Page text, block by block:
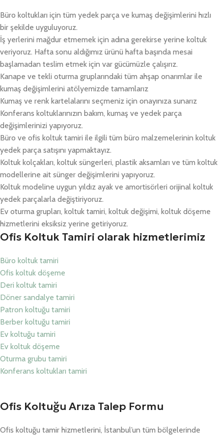
Büro koltukları için tüm yedek parça ve kumaş değişimlerini hızlı
bir şekilde uyguluyoruz.
İş yerlerini mağdur etmemek için adına gerekirse yerine koltuk
veriyoruz. Hafta sonu aldığımız ürünü hafta başında mesai
başlamadan teslim etmek için var gücümüzle çalışırız.
Kanape ve tekli oturma gruplarındaki tüm ahşap onarımlar ile
kumaş değişimlerini atölyemizde tamamlarız
Kumaş ve renk kartelalarını seçmeniz için onayınıza sunarız
Konferans koltuklarınızın bakım, kumaş ve yedek parça
değişimlerinizi yapıyoruz.
Büro ve ofis koltuk tamiri ile ilgili tüm büro malzemelerinin koltuk
yedek parça satışını yapmaktayız.
Koltuk kolçakları, koltuk süngerleri, plastik aksamları ve tüm koltuk
modellerine ait sünger değişimlerini yapıyoruz.
Koltuk modeline uygun yıldız ayak ve amortisörleri orijinal koltuk
yedek parçalarla değiştiriyoruz.
Ev oturma grupları, koltuk tamiri, koltuk değişimi, koltuk döşeme
hizmetlerini eksiksiz yerine getiriyoruz.
Ofis Koltuk Tamiri olarak hizmetlerimiz
Büro koltuk tamiri
Ofis koltuk döşeme
Deri koltuk tamiri
Döner sandalye tamiri
Patron koltuğu tamiri
Berber koltuğu tamiri
Ev koltuğu tamiri
Ev koltuk döşeme
Oturma grubu tamiri
Konferans koltukları tamiri
Ofis Koltuğu Arıza Talep Formu
Ofis koltuğu tamir hizmetlerini, İstanbul’un tüm bölgelerinde